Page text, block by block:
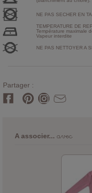
NE PAS SECHER EN
TEMPERATURE DE
Température maximale
Vapeur interdite
NE PAS NETTOYER A
Partager :
A associer...